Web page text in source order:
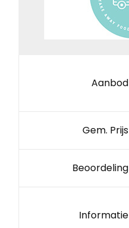
Aanbod
Gem. Prijs
Beoordeling
Informatie